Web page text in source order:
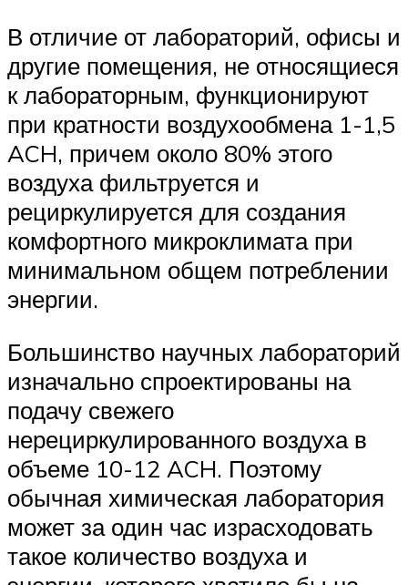
В отличие от лабораторий, офисы и
другие помещения, не относящиеся
к лабораторным, функционируют
при кратности воздухообмена 1-1,5
ACH, причем около 80% этого
воздуха фильтруется и
рециркулируется для создания
комфортного микроклимата при
минимальном общем потреблении
энергии.
Большинство научных лабораторий
изначально спроектированы на
подачу свежего
нерециркулированного воздуха в
объеме 10-12 ACH. Поэтому
обычная химическая лаборатория
может за один час израсходовать
такое количество воздуха и